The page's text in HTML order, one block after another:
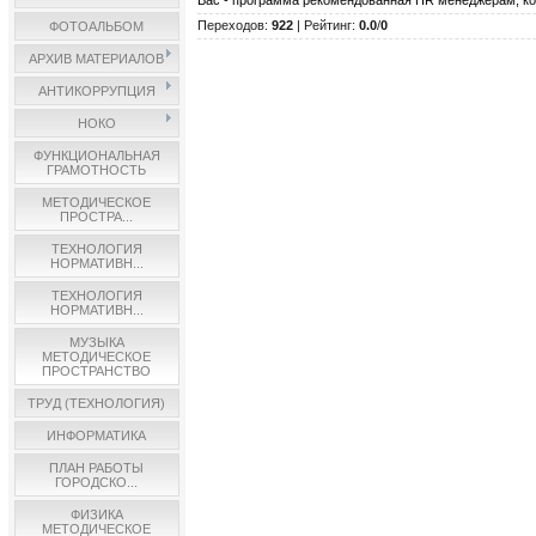
ФОТОАЛЬБОМ
АРХИВ МАТЕРИАЛОВ
АНТИКОРРУПЦИЯ
НОКО
ФУНКЦИОНАЛЬНАЯ
ГРАМОТНОСТЬ
МЕТОДИЧЕСКОЕ
ПРОСТРА...
ТЕХНОЛОГИЯ
НОРМАТИВН...
ТЕХНОЛОГИЯ
НОРМАТИВН...
МУЗЫКА
МЕТОДИЧЕСКОЕ
ПРОСТРАНСТВО
ТРУД (ТЕХНОЛОГИЯ)
ИНФОРМАТИКА
ПЛАН РАБОТЫ
ГОРОДСКО...
ФИЗИКА
МЕТОДИЧЕСКОЕ
Переходов: 922| Рейтинг: 0.0/0